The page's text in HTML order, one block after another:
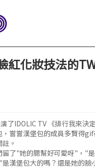
紅化妝技法的
了IDOLIC TV 《排行我來決
，嘗嘗漢堡包的成員多賢得
。
留了"她的腮幫好可愛呀"，"
漢堡包大的嗎？還是她的臉